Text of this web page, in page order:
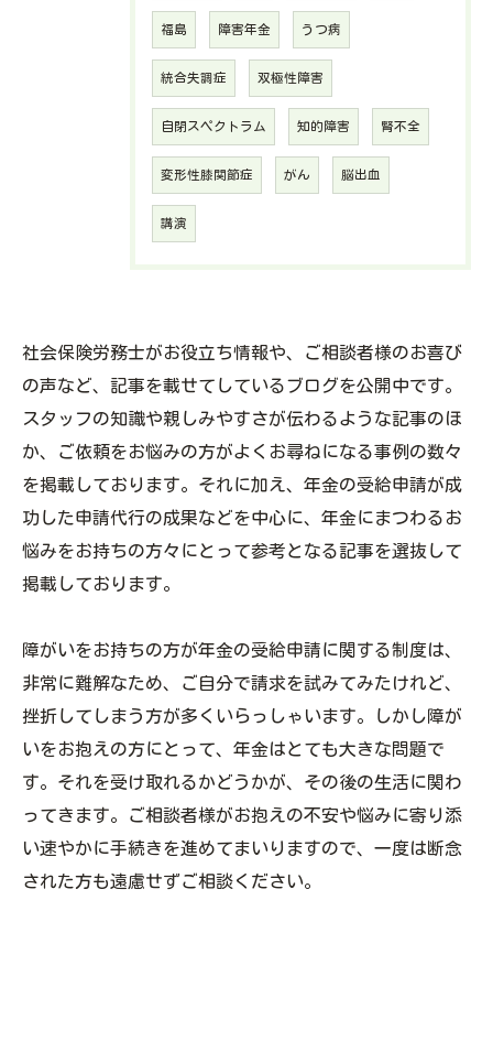
福島 障害年金 うつ病
統合失調症 双極性障害
自閉スペクトラム 知的障害 腎不全
変形性膝関節症 がん 脳出血
講演
社会保険労務士がお役立ち情報や、ご相談者様のお喜び
の声など、記事を載せてしているブログを公開中です。
スタッフの知識や親しみやすさが伝わるような記事のほ
か、ご依頼をお悩みの方がよくお尋ねになる事例の数々
を掲載しております。それに加え、年金の受給申請が成
功した申請代行の成果などを中心に、年金にまつわるお
悩みをお持ちの方々にとって参考となる記事を選抜して
掲載しております。
障がいをお持ちの方が年金の受給申請に関する制度は、
非常に難解なため、ご自分で請求を試みてみたけれど、
挫折してしまう方が多くいらっしゃいます。しかし障が
いをお抱えの方にとって、年金はとても大きな問題で
す。それを受け取れるかどうかが、その後の生活に関わ
ってきます。ご相談者様がお抱えの不安や悩みに寄り添
い速やかに手続きを進めてまいりますので、一度は断念
された方も遠慮せずご相談ください。